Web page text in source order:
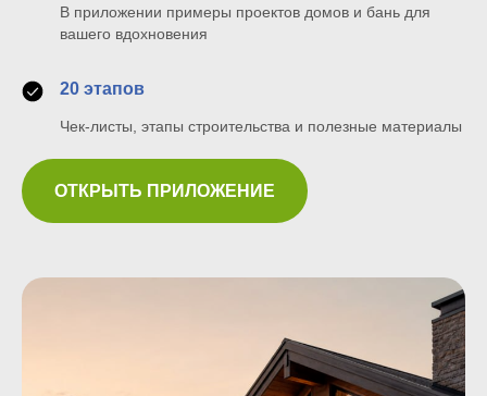
В приложении примеры проектов домов и бань для
вашего вдохновения
20 этапов
Чек-листы, этапы строительства и полезные материалы
ОТКРЫТЬ ПРИЛОЖЕНИЕ